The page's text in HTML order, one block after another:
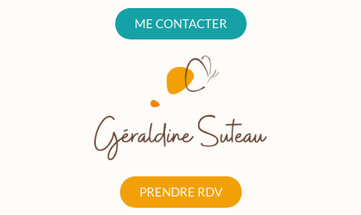
PRENDRE RDV
ME CONTACTER